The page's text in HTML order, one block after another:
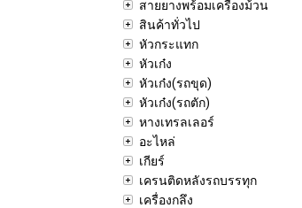
สายยางพร้อมเครื่องม้วน
สินค้าทั่วไป
หัวกระแทก
หัวเก๋ง
หัวเก๋ง(รถขุด)
หัวเก๋ง(รถตัก)
หางเทรลเลอร์
อะไหล่
เกียร์
เครนติดหลังรถบรรทุก
เครื่องกลึง